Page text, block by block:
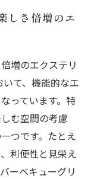
しさ倍増のエ
増のエクステリ
て、機能的なエ
っています。特
む空間の考慮
つです。たとえ
利便性と見栄え
ーベキューグリ